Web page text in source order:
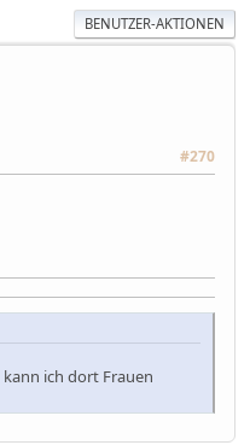
BENUTZER-AKTIONEN
#270
ich dort Frauen